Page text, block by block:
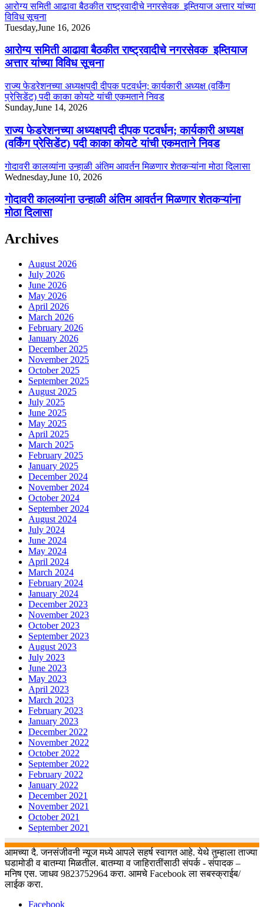
आरोग्य समिती आढावा बैठकीत राष्ट्रवादीचे नगरसेवक इम्तियाज अत्तार यांच्या
विविध सूचना
Tuesday,June 16, 2026
आरोग्य समिती आढावा बैठकीत राष्ट्रवादीचे नगरसेवक इम्तियाज
अत्तार यांच्या विविध सूचना
राज्य फेडरेशनच्या अध्यक्षपदी दीपक पटवर्धन; कार्यकारी अध्यक्ष (वर्किंग
प्रेसिडेंट) पदी काका कोयटे यांची एकमताने निवड
Sunday,June 14, 2026
राज्य फेडरेशनच्या अध्यक्षपदी दीपक पटवर्धन; कार्यकारी अध्यक्ष
(वर्किंग प्रेसिडेंट) पदी काका कोयटे यांची एकमताने निवड
गोदावरी कालव्यांना उन्हाळी अंतिम आवर्तन मिळणार शेतकऱ्यांना मोठा दिलासा
Wednesday,June 10, 2026
गोदावरी कालव्यांना उन्हाळी अंतिम आवर्तन मिळणार शेतकऱ्यांना
मोठा दिलासा
Archives
August 2026
July 2026
June 2026
May 2026
April 2026
March 2026
February 2026
January 2026
December 2025
November 2025
October 2025
September 2025
August 2025
July 2025
June 2025
May 2025
April 2025
March 2025
February 2025
January 2025
December 2024
November 2024
October 2024
September 2024
August 2024
July 2024
June 2024
May 2024
April 2024
March 2024
February 2024
January 2024
December 2023
November 2023
October 2023
September 2023
August 2023
July 2023
June 2023
May 2023
April 2023
March 2023
February 2023
January 2023
December 2022
November 2022
October 2022
September 2022
February 2022
January 2022
December 2021
November 2021
October 2021
September 2021
आमच्या दै. जनसंजीवनी न्यूज मध्ये आपले सहर्ष स्वागत आहे. येथे तुम्हाला ताज्या
घडामोडी व बातम्या मिळतील. बातम्या व जाहिरातींसाठी संपर्क - संपादक –
मनिष एस. जाधव 9823752964 करा. आमचे Facebook ला सबस्क्राईब/
लाईक करा.
Facebook